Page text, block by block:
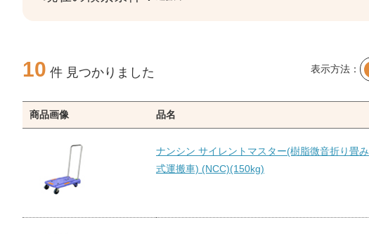
10 件 見つかりました 表示方法：
商品画像 品名
ナンシン サイレントマスター(樹脂微音折り畳み
式運搬車) (NCC)(150kg)